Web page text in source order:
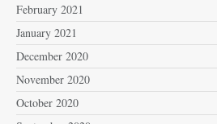
February 2021
January 2021
December 2020
November 2020
October 2020